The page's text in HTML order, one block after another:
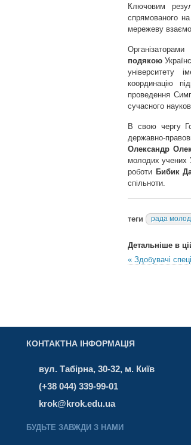
Ключовим
спрямованого
мережеву
Організаторами
подякою
університету
координацію
проведення
сучасного
В свою чергу
державно-
Олександр
молодих учених
роботи Бибик
спільноти.
теги рада
Детальніше в
« Здобувачі
КОНТАКТНА ІНФОРМАЦІЯ
вул. Табірна, 30-32, м. Київ
(+38 044) 339-99-01
krok@krok.edu.ua
БУДЬТЕ ЗАВЖДИ З НАМИ